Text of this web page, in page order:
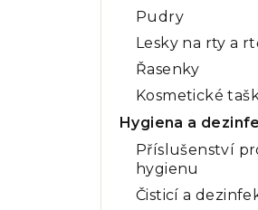
Pudry
Lesky na rty a
Řasenky
Kosmetické
Hygiena a
Příslušenství
hygienu
Čisticí a